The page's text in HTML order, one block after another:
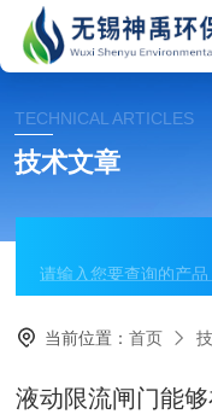
TECHNICAL ARTICLES
技术文章
当前位置：首页
液动限流闸门能